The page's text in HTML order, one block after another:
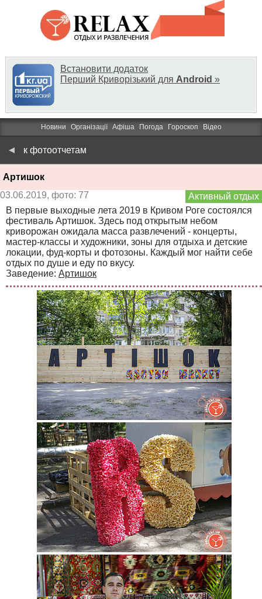
Встановити додаток
Перший Криворізький для Android »
Новини Організації Афіша Погода Гороскоп Відео
к фотоотчетам
Артишок
Активный отдых
03.06.2019, фото: 77
В первые выходные лета 2019 в Кривом Роге состоялся
фестиваль Артишок. Здесь под открытым небом
криворожан ожидала масса развлечений - концерты,
мастер-классы и художники, зоны для отдыха и детские
локации, фуд-корты и фотозоны. Каждый мог найти себе
отдых по душе и еду по вкусу.
Заведение: Артишок